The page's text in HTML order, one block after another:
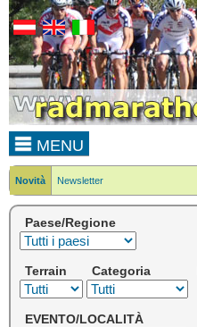
MENU
Novità Newsletter
Paese/Regione
Terrain Categoria
EVENTO/LOCALITÀ